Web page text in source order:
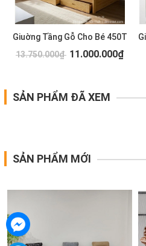
Giuờng Tầng Gỗ Cho Bé 450T
13.750.000₫ 11.000.000₫
SẢN PHẨM ĐÃ XEM
SẢN PHẨM MỚI